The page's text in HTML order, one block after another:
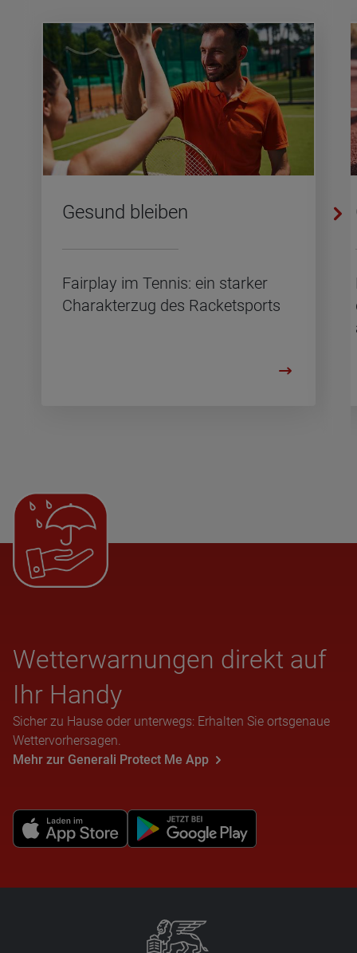
Ge­sund blei­ben
Fair­play im Ten­nis: ein star­ker
Cha­rak­ter­zug des Ra­cket­s­ports
Wet­ter­war­nun­gen direkt auf
Ihr Handy
Sicher zu Hause oder unterwegs: Erhalten Sie ortsgenaue
Wettervorhersagen.
Mehr zur Generali Protect Me App